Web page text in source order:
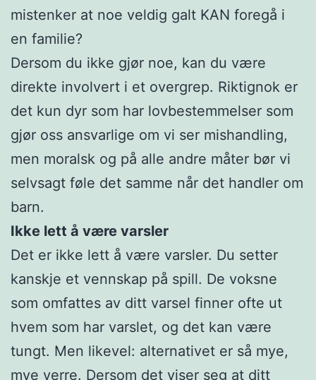
mistenker at noe veldig galt KAN foregå i
en familie?
Dersom du ikke gjør noe, kan du være
direkte involvert i et overgrep. Riktignok er
det kun dyr som har lovbestemmelser som
gjør oss ansvarlige om vi ser mishandling,
men moralsk og på alle andre måter bør vi
selvsagt føle det samme når det handler om
barn.
Ikke lett å være varsler
Det er ikke lett å være varsler. Du setter
kanskje et vennskap på spill. De voksne
som omfattes av ditt varsel finner ofte ut
hvem som har varslet, og det kan være
tungt. Men likevel: alternativet er så mye,
mye verre. Dersom det viser seg at ditt